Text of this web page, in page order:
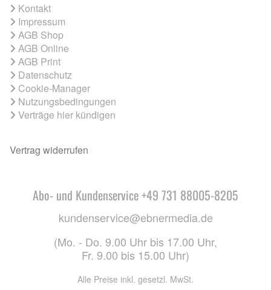
Kontakt
Impressum
AGB Shop
AGB Online
AGB Print
Datenschutz
Cookie-Manager
Nutzungsbedingungen
Verträge hier kündigen
Vertrag widerrufen
Abo- und Kundenservice +49 731 88005-8205
kundenservice@ebnermedia.de
(Mo. - Do. 9.00 Uhr bis 17.00 Uhr,
Fr. 9.00 bis 15.00 Uhr)
Alle Preise inkl. gesetzl. MwSt.